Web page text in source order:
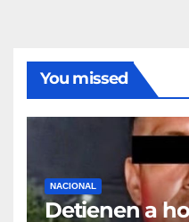
You missed
NACIONAL
Detienen a